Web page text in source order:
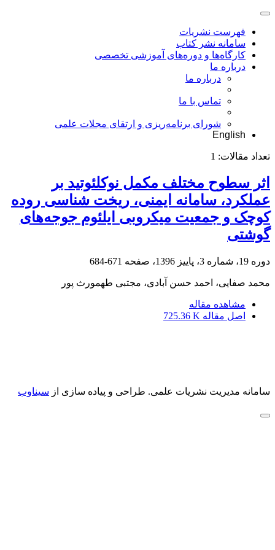
فهرست نشریات
سامانه نشر کتاب
کارگاه‌ها و دوره‌های آموزشی تخصصی
درباره ما
درباره ما
تماس با ما
شورای برنامه‌ریزی و ارتقای مجلات علمی
English
تعداد مقالات: 1
اثر سطوح مختلف مکمل نوکلئوتید بر
عملکرد، سامانه ایمنی، ریخت شناسی روده
کوچک و جمعیت میکروبی ایلئوم جوجه‌های
گوشتی
دوره 19، شماره 3، پاییز 1396، صفحه 671-684
محمد صفایی، احمد حسن آبادی، مجتبی طهمورث پور
مشاهده مقاله
اصل مقاله 725.36 K
سامانه مدیریت نشریات علمی. طراحی و پیاده سازی از سیناوب